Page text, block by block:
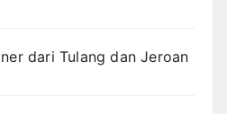
dari Tulang dan Jeroan